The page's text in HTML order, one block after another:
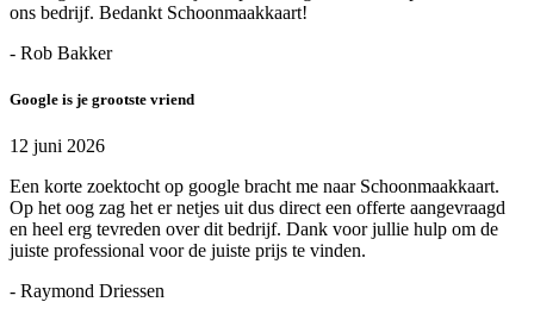
ons bedrijf. Bedankt Schoonmaakkaart!
- Rob Bakker
Google is je grootste vriend
12 juni 2026
Een korte zoektocht op google bracht me naar Schoonmaakkaart.
Op het oog zag het er netjes uit dus direct een offerte aangevraagd
en heel erg tevreden over dit bedrijf. Dank voor jullie hulp om de
juiste professional voor de juiste prijs te vinden.
- Raymond Driessen